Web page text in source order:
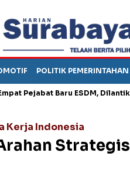
POLITIK PEMERINTAHAN
Baru ESDM, Dilantik Bahlil
Kerja Indonesia
Strategis